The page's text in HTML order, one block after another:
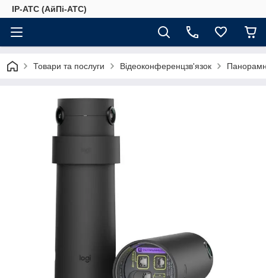
IP-АТС (АйПі-АТС)
Товари та послуги Відеоконференцзв'язок